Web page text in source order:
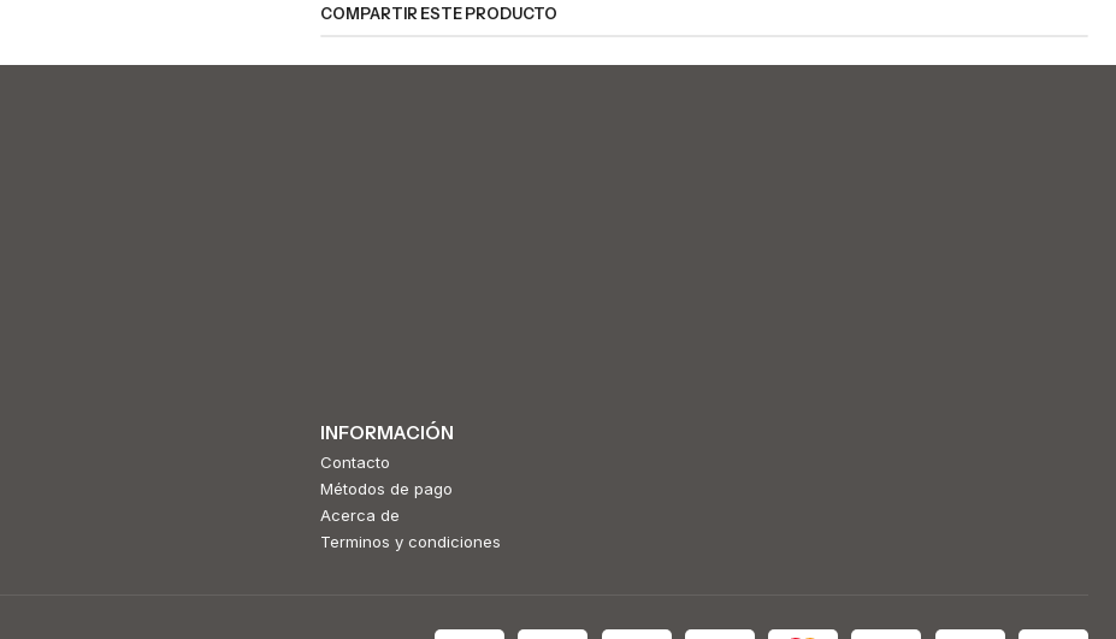
COMPARTIR ESTE PRODUCTO
INFORMACIÓN
Contacto
Métodos de pago
Acerca de
Terminos y condiciones